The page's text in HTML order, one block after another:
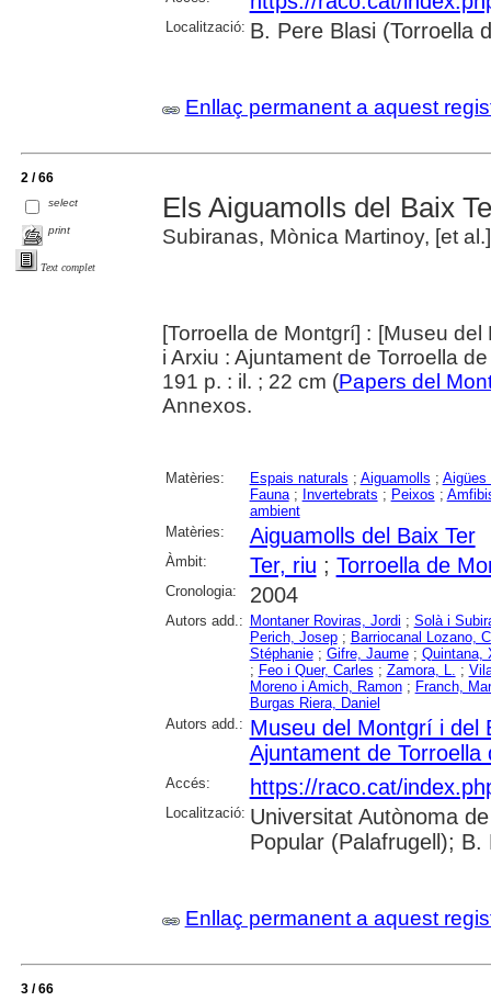
Localització: B. Pere Blasi (Torroella
Enllaç permanent a aquest
2 / 66
select
print
Text complet
Els Aiguamolls del Baix
Subiranas, Mònica Martinoy, [et
[Torroella de Montgrí] : [Museu
i Arxiu : Ajuntament de Torroella
191 p. : il. ; 22 cm (Papers del
Annexos.
Matèries: Espais naturals ; Aiguamolls ; Aigües
Fauna; Invertebrats ; Peixos ;
ambient
Matèries:
Aiguamolls del Baix Ter
Àmbit: Ter, riu ; Torroella de
Cronologia: 2004
Autors add.: Montaner Roviras, Jordi ; Solà i
Perich, Josep; Barriocanal Lozano,
Stéphanie; Gifre, Jaume; Quintana,
; Feo i Quer, Carles ; Zamora, L. ;
Moreno i Amich, Ramon; Franch,
Burgas Riera, Daniel
Autors add.: Museu del Montgrí i del
Ajuntament de Torroella
Accés: https://raco.cat/
Localització: Universitat Autònoma
Popular (Palafrugell);
Enllaç permanent a aquest
3 / 66